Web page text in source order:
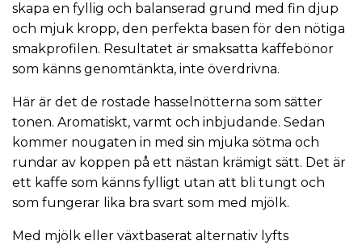
skapa en fyllig och balanserad grund med fin djup
och mjuk kropp, den perfekta basen för den nötiga
smakprofilen. Resultatet är smaksatta kaffebönor
som känns genomtänkta, inte överdrivna.
Här är det de rostade hasselnötterna som sätter
tonen. Aromatiskt, varmt och inbjudande. Sedan
kommer nougaten in med sin mjuka sötma och
rundar av koppen på ett nästan krämigt sätt. Det är
ett kaffe som känns fylligt utan att bli tungt och
som fungerar lika bra svart som med mjölk.
Med mjölk eller växtbaserat alternativ lyfts